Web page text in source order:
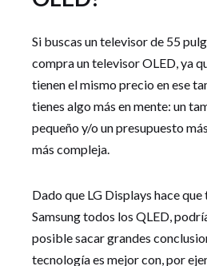
Si buscas un televisor de 55
compra un televisor OLED, ya
tienen el mismo precio en ese
tienes algo más en mente: un
pequeño y/o un presupuesto
más compleja.
Dado que LG Displays hace
Samsung todos los QLED,
posible sacar grandes
tecnología es mejor con, por